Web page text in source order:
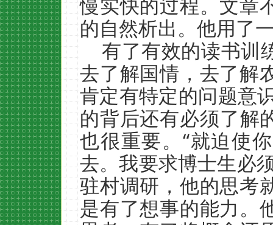
的自然析出。他用了
有了有效的读书训
去了解国情，去了解
肯定有特定的问题意
的背后还有必须了解
也很重要。“就迫使
去。我要求博士生必
驻村调研，他的思考
是有了想事的能力。